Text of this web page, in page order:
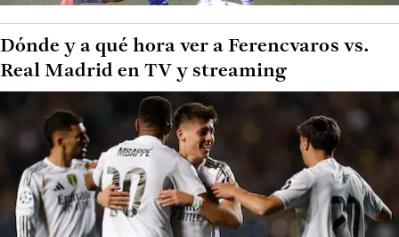
Dónde y a qué hora ver a Ferencvaros vs.
Real Madrid en TV y streaming